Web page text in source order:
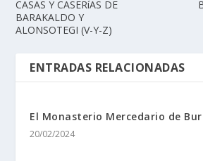
CASAS Y CASERíAS DE
BARAKALDO Y
ALONSOTEGI (V-Y-Z)
ENTRADAS RELACIONADAS
El Monasterio Mercedario de
20/02/2024